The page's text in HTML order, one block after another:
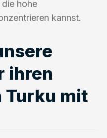
hohe
kannst.
ihren
Turku mit